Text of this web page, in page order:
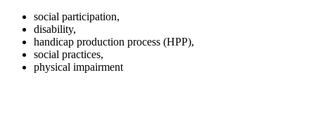
social participation,
disability,
handicap production process (HPP),
social practices,
physical impairment